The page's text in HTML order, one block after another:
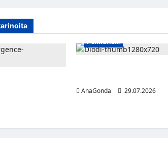
Pelinurkka
AnaGonda
29.07.2026